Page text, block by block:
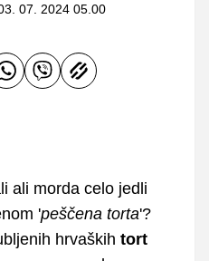
07. 2024 05.00
ali morda celo jedli
'peščena torta'?
hrvaških tort